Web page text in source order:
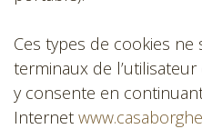
Ces types de cookies
terminaux de l’utilisateur
y consente en
Internet